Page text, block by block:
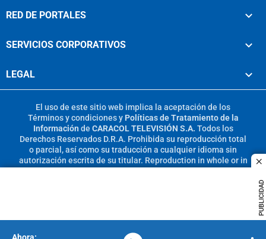
PUBLICIDAD
RED DE PORTALES
SERVICIOS CORPORATIVOS
LEGAL
El uso de este sitio web implica la aceptación de los
Términos y condicionesy Políticas de Tratamiento de la
Información de CARACOL TELEVISIÓN S.A. Todos los
Derechos Reservados D.R.A. Prohibida su reproducción total
o parcial, así como su traducción a cualquier idioma sin
autorización escrita de su titular. Reproduction in whole or in